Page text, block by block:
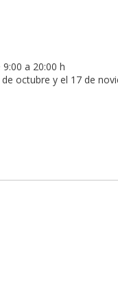
a 20:00 h
octubre y el 17 de